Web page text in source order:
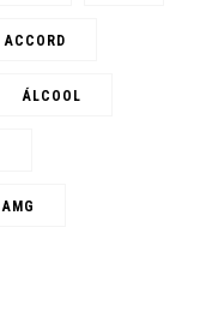
ACCORD
ÁLCOOL
AMG